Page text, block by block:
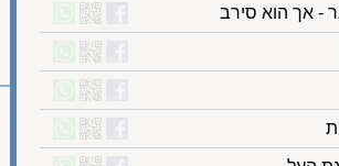
- אך הוא סירב